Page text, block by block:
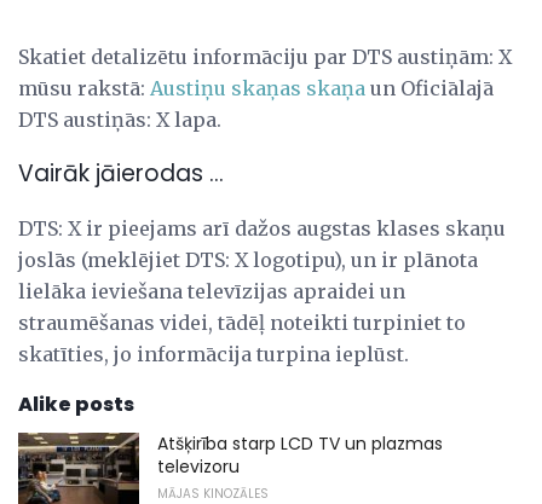
Skatiet detalizētu informāciju par DTS austiņām: X
mūsu rakstā: Austiņu skaņas skaņa un Oficiālajā
DTS austiņās: X lapa.
Vairāk jāierodas ...
DTS: X ir pieejams arī dažos augstas klases skaņu
joslās (meklējiet DTS: X logotipu), un ir plānota
lielāka ieviešana televīzijas apraidei un
straumēšanas videi, tādēļ noteikti turpiniet to
skatīties, jo informācija turpina ieplūst.
Alike posts
Atšķirība starp LCD TV un plazmas
televizoru
MĀJAS KINOZĀLES